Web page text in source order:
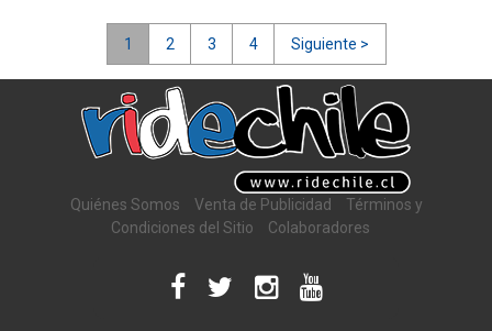
Navegación
de
entradas
1 2 3 4 Siguiente >
Quiénes Somos Venta de Publicidad
Términos y
Condiciones del Sitio
Colaboradores